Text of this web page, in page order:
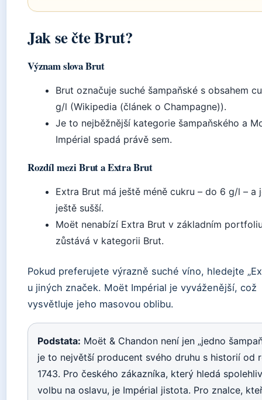
Jak se čte Brut?
Význam slova Brut
Brut označuje suché šampaňské s obsahem
g/l (Wikipedia (článek o Champagne)).
Je to nejběžnější kategorie šampaňského a
Impérial spadá právě sem.
Rozdíl mezi Brut a Extra Brut
Extra Brut má ještě méně cukru – do 6 g/l – a
ještě sušší.
Moët nenabízí Extra Brut v základním
zůstává v kategorii Brut.
Pokud preferujete výrazně suché víno, hledejte
u jiných značek. Moët Impérial je vyváženější, což
vysvětluje jeho masovou oblibu.
Podstata: Moët & Chandon není jen „jedno
je to největší producent svého druhu s historií od
1743. Pro českého zákazníka, který hledá
volbu na oslavu, je Impérial jistota. Pro znalce,